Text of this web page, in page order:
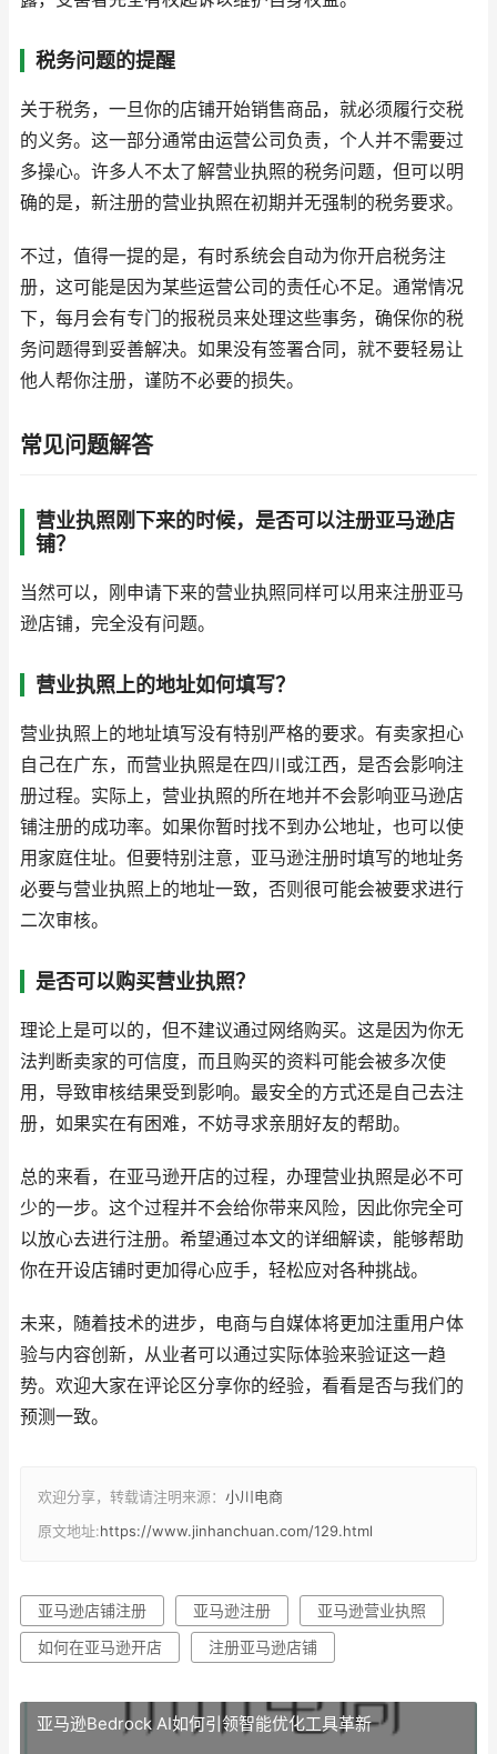
税务问题的提醒
关于税务，一旦你的店铺开始销售商品，就必须履行交税
的义务。这一部分通常由运营公司负责，个人并不需要过
多操心。许多人不太了解营业执照的税务问题，但可以明
确的是，新注册的营业执照在初期并无强制的税务要求。
不过，值得一提的是，有时系统会自动为你开启税务注
册，这可能是因为某些运营公司的责任心不足。通常情况
下，每月会有专门的报税员来处理这些事务，确保你的税
务问题得到妥善解决。如果没有签署合同，就不要轻易让
他人帮你注册，谨防不必要的损失。
常见问题解答
营业执照刚下来的时候，是否可以注册亚马逊店
铺？
当然可以，刚申请下来的营业执照同样可以用来注册亚马
逊店铺，完全没有问题。
营业执照上的地址如何填写？
营业执照上的地址填写没有特别严格的要求。有卖家担心
自己在广东，而营业执照是在四川或江西，是否会影响注
册过程。实际上，营业执照的所在地并不会影响亚马逊店
铺注册的成功率。如果你暂时找不到办公地址，也可以使
用家庭住址。但要特别注意，亚马逊注册时填写的地址务
必要与营业执照上的地址一致，否则很可能会被要求进行
二次审核。
是否可以购买营业执照？
理论上是可以的，但不建议通过网络购买。这是因为你无
法判断卖家的可信度，而且购买的资料可能会被多次使
用，导致审核结果受到影响。最安全的方式还是自己去注
册，如果实在有困难，不妨寻求亲朋好友的帮助。
总的来看，在亚马逊开店的过程，办理营业执照是必不可
少的一步。这个过程并不会给你带来风险，因此你完全可
以放心去进行注册。希望通过本文的详细解读，能够帮助
你在开设店铺时更加得心应手，轻松应对各种挑战。
未来，随着技术的进步，电商与自媒体将更加注重用户体
验与内容创新，从业者可以通过实际体验来验证这一趋
势。欢迎大家在评论区分享你的经验，看看是否与我们的
预测一致。
欢迎分享，转载请注明来源： 小川电商
原文地址:https://www.jinhanchuan.com/129.html
亚马逊店铺注册 亚马逊注册
亚马逊营业执照
如何在亚马逊开店
注册​亚马逊店铺
亚马逊Bedrock AI如何引领智能优化工具革新